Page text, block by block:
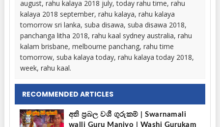
august, rahu kalaya 2018 july, today rahu time, rahu
kalaya 2018 september, rahu kalaya, rahu kalaya
tomorrow sri lanka, suba disawa, suba disawa 2018,
panchanga litha 2018, rahu kaal sydney australia, rahu
kalam brisbane, melbourne panchang, rahu time
tomorrow, suba kalaya today, rahu kalaya today 2018,
week, rahu kaal.
RECOMMENDED ARTICLES
අති ප්‍රබල වශී ගුරුකම් | Swarnamali
walli Guru Maniyo | Washi Gurukam